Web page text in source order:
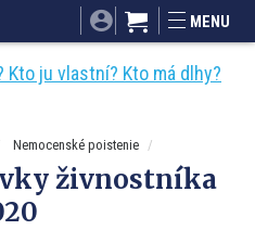
Mnamky-recepty.sk
MENU
Kto ju vlastní? Kto má dlhy?
Nemocenské poistenie
živnostníka